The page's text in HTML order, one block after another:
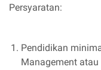
Persyaratan:
Pendidikan
Management